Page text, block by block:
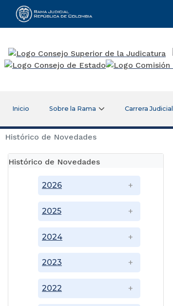
Rama Judicial
Inicio Sobre la Rama Carrera Judicial
Histórico de Novedades
Histórico de Novedades
2022
2023
2024
2025
2026